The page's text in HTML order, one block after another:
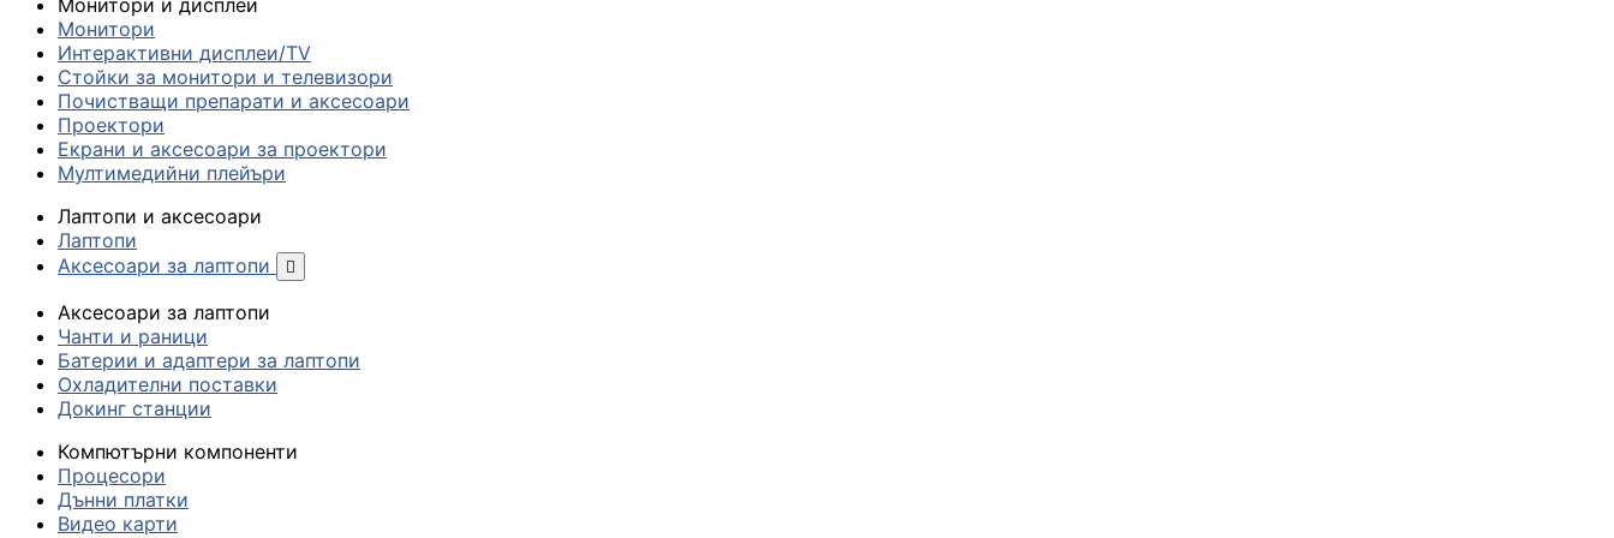
Монитори
Интерактивни дисплеи/TV
Стойки за монитори и телевизори
Почистващи препарати и аксесоари
Проектори
Екрани и аксесоари за проектори
Мултимедийни плейъри
Лаптопи и аксесоари
Лаптопи
Аксесоари за лаптопи

Аксесоари за лаптопи
Чанти и раници
Батерии и адаптери за лаптопи
Охладителни поставки
Докинг станции
Компютърни компоненти
Процесори
Дънни платки
Видео карти